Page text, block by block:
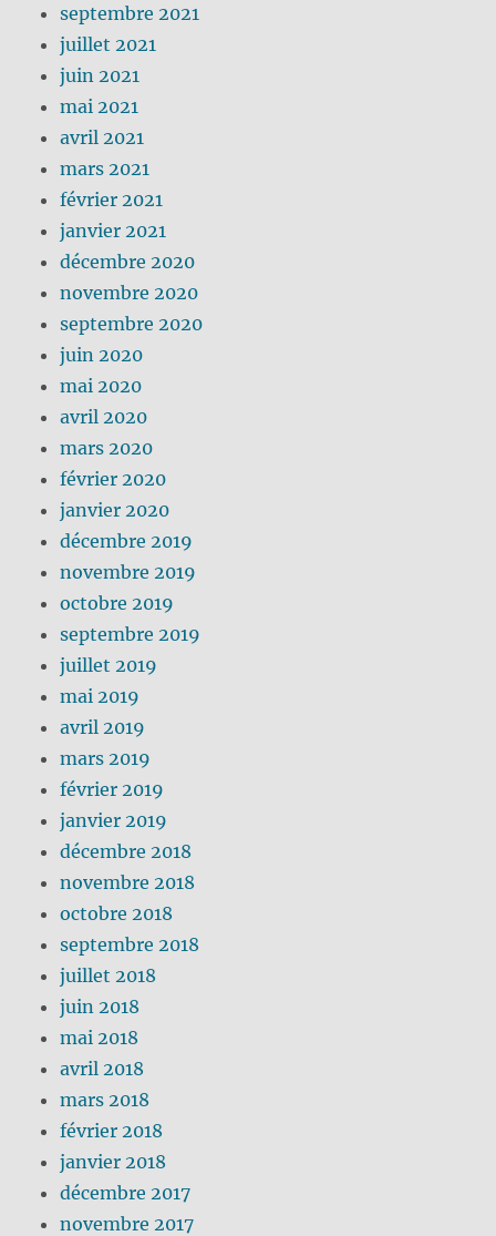
septembre 2021
juillet 2021
juin 2021
mai 2021
avril 2021
mars 2021
février 2021
janvier 2021
décembre 2020
novembre 2020
septembre 2020
juin 2020
mai 2020
avril 2020
mars 2020
février 2020
janvier 2020
décembre 2019
novembre 2019
octobre 2019
septembre 2019
juillet 2019
mai 2019
avril 2019
mars 2019
février 2019
janvier 2019
décembre 2018
novembre 2018
octobre 2018
septembre 2018
juillet 2018
juin 2018
mai 2018
avril 2018
mars 2018
février 2018
janvier 2018
décembre 2017
novembre 2017